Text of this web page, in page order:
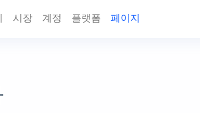
시장 계정 플랫폼 페이지